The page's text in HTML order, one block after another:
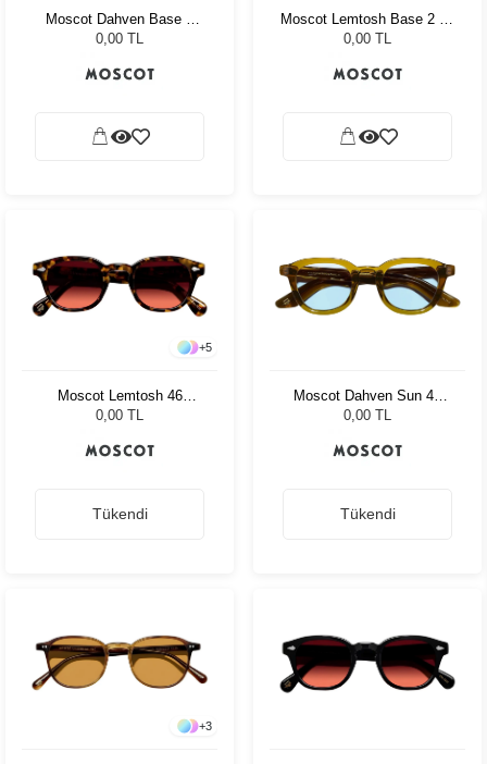
Moscot Dahven Base 2
Sun 47 Blk Brod. Blue
0,00 TL
Moscot Lemtosh Base 2 49
Black Ny Rose
0,00 TL
+5
Moscot Lemtosh 46
Tortoise Cabernet
0,00 TL
Tükendi
Moscot Dahven Sun 47
Olive Brown Bel Air
0,00 TL
Tükendi
+3